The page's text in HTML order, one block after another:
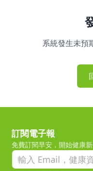
系統發生未預
訂閱電子報
免費訂閱早安，開始健康新